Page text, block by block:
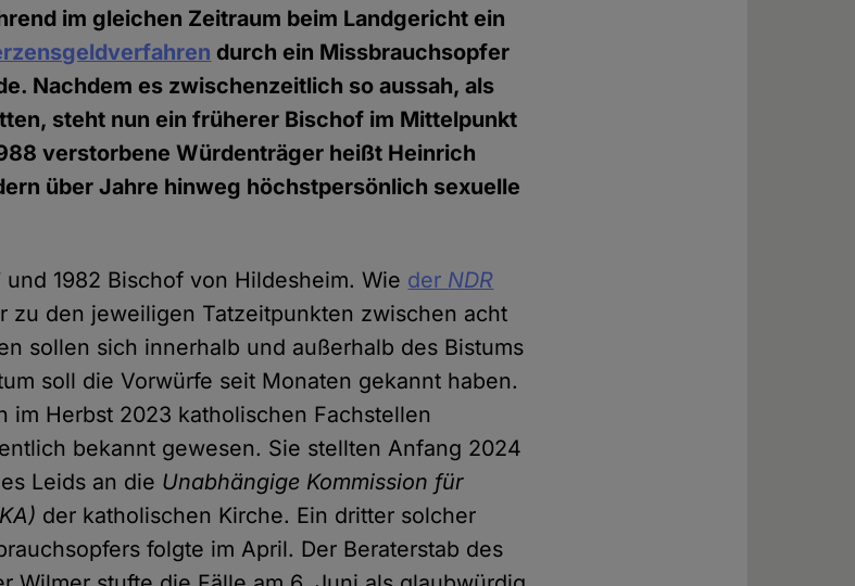
im gleichen Zeitraum beim Landgericht ein
durch ein Missbrauchsopfer
Nachdem es zwischenzeitlich so aussah, als
steht nun ein früherer Bischof im Mittelpunkt
verstorbene Würdenträger heißt Heinrich
über Jahre hinweg höchstpersönlich sexuelle
1982 Bischof von Hildesheim. Wie der NDR
zu den jeweiligen Tatzeitpunkten zwischen acht
sollen sich innerhalb und außerhalb des Bistums
soll die Vorwürfe seit Monaten gekannt haben.
im Herbst 2023 katholischen Fachstellen
bekannt gewesen. Sie stellten Anfang 2024
Leids an die Unabhängige Kommission für
der katholischen Kirche. Ein dritter solcher
folgte im April. Der Beraterstab des